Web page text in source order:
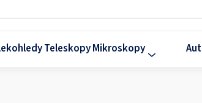
Teleskopy Mikroskopy